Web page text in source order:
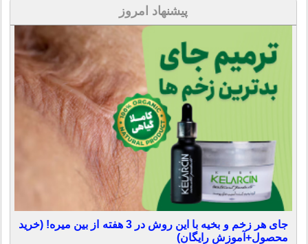
پیشنهاد امروز
جای هر زخم و بخیه با این روش در 3 هفته از بین میره! (خرید
محصول+آموزش رایگان)